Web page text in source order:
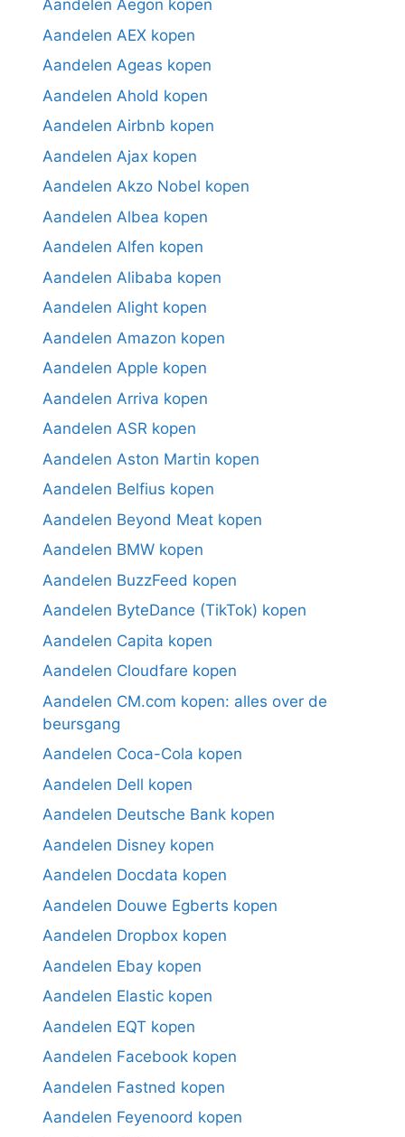
Aandelen Aegon kopen
Aandelen AEX kopen
Aandelen Ageas kopen
Aandelen Ahold kopen
Aandelen Airbnb kopen
Aandelen Ajax kopen
Aandelen Akzo Nobel kopen
Aandelen Albea kopen
Aandelen Alfen kopen
Aandelen Alibaba kopen
Aandelen Alight kopen
Aandelen Amazon kopen
Aandelen Apple kopen
Aandelen Arriva kopen
Aandelen ASR kopen
Aandelen Aston Martin kopen
Aandelen Belfius kopen
Aandelen Beyond Meat kopen
Aandelen BMW kopen
Aandelen BuzzFeed kopen
Aandelen ByteDance (TikTok) kopen
Aandelen Capita kopen
Aandelen Cloudfare kopen
Aandelen CM.com kopen: alles over de
beursgang
Aandelen Coca-Cola kopen
Aandelen Dell kopen
Aandelen Deutsche Bank kopen
Aandelen Disney kopen
Aandelen Docdata kopen
Aandelen Douwe Egberts kopen
Aandelen Dropbox kopen
Aandelen Ebay kopen
Aandelen Elastic kopen
Aandelen EQT kopen
Aandelen Facebook kopen
Aandelen Fastned kopen
Aandelen Feyenoord kopen